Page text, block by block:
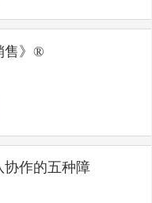
售》®
协作的五种障